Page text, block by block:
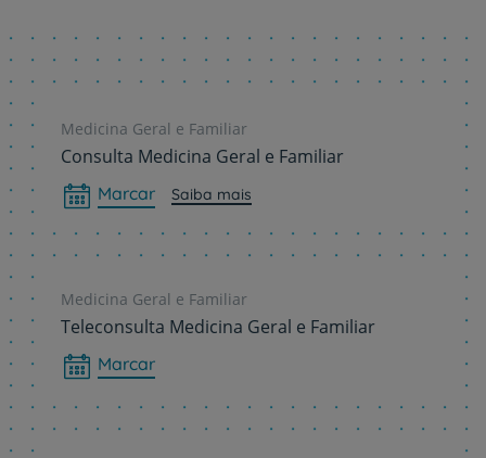
Medicina Geral e Familiar
Consulta Medicina Geral e Familiar
Marcar Saiba mais
Medicina Geral e Familiar
Teleconsulta Medicina Geral e Familiar
Marcar